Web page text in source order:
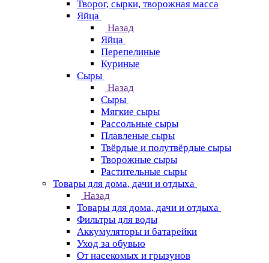
Творог, сырки, творожная масса
Яйца
Назад
Яйца
Перепелиные
Куриные
Сыры
Назад
Сыры
Мягкие сыры
Рассольные сыры
Плавленые сыры
Твёрдые и полутвёрдые сыры
Творожные сыры
Растительные сыры
Товары для дома, дачи и отдыха
Назад
Товары для дома, дачи и отдыха
Фильтры для воды
Аккумуляторы и батарейки
Уход за обувью
От насекомых и грызунов